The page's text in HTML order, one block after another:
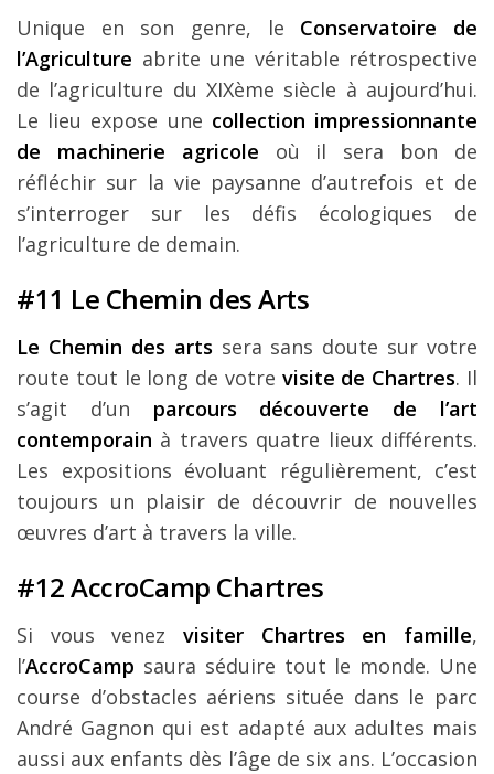
Unique en son genre, le Conservatoire de
l’Agriculture abrite une véritable rétrospective
de l’agriculture du XIXème siècle à aujourd’hui.
Le lieu expose une collection impressionnante
de machinerie agricole où il sera bon de
réfléchir sur la vie paysanne d’autrefois et de
s’interroger sur les défis écologiques de
l’agriculture de demain.
#11 Le Chemin des Arts
Le Chemin des arts sera sans doute sur votre
route tout le long de votre visite de Chartres. Il
s’agit d’un parcours découverte de l’art
contemporain à travers quatre lieux différents.
Les expositions évoluant régulièrement, c’est
toujours un plaisir de découvrir de nouvelles
œuvres d’art à travers la ville.
#12 AccroCamp Chartres
Si vous venez visiter Chartres en famille,
l’AccroCamp saura séduire tout le monde. Une
course d’obstacles aériens située dans le parc
André Gagnon qui est adapté aux adultes mais
aussi aux enfants dès l’âge de six ans. L’occasion